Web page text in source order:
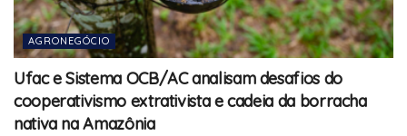
AGRONEGÓCIO
Ufac e Sistema OCB/AC analisam desafios do
cooperativismo extrativista e cadeia da borracha
nativa na Amazônia